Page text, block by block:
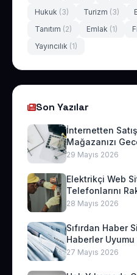
Hukuk (3) Turizm (3)
Tanıtım (2) Emlak (1)
Yayıncılık (1)
Son Yazılar
İnternetten
Mağazanızı
29 Mayıs 2026
Elektrikçi Web
Telefonlarını
28 Mayıs 2026
Sıfırdan Haber
Haberler
27 Mayıs 2026